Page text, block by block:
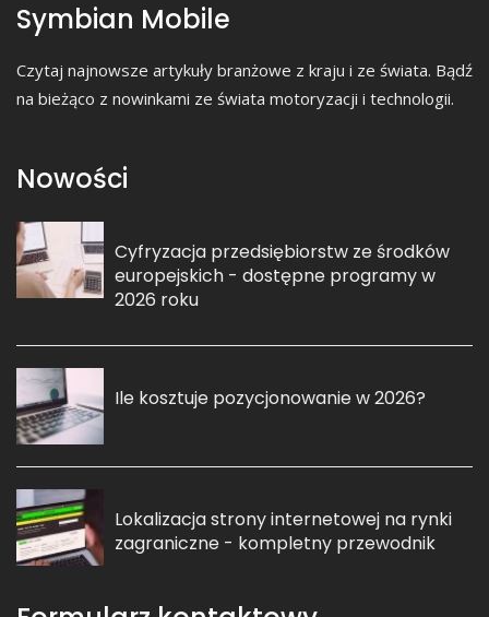
Symbian Mobile
Czytaj najnowsze artykuły branżowe z kraju i ze świata. Bądź
na bieżąco z nowinkami ze świata motoryzacji i technologii.
Nowości
Cyfryzacja przedsiębiorstw ze środków
europejskich - dostępne programy w
2026 roku
Ile kosztuje pozycjonowanie w 2026?
Lokalizacja strony internetowej na rynki
zagraniczne - kompletny przewodnik